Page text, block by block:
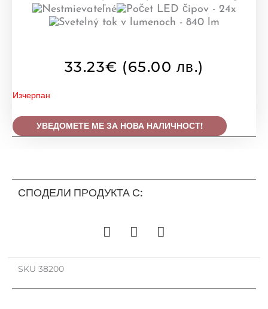
33.23€ (65.00 лв.)
Изчерпан
УВЕДОМЕТЕ МЕ ЗА НОВА НАЛИЧНОСТ!
СПОДЕЛИ ПРОДУКТА С:
SKU 38200